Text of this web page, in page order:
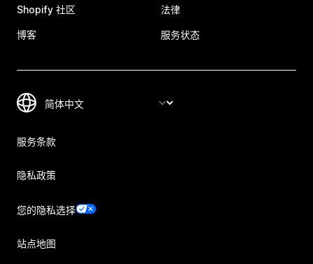
Shopify 社区
博客
法律
服务状态
服务条款
隐私政策
您的隐私选择
站点地图